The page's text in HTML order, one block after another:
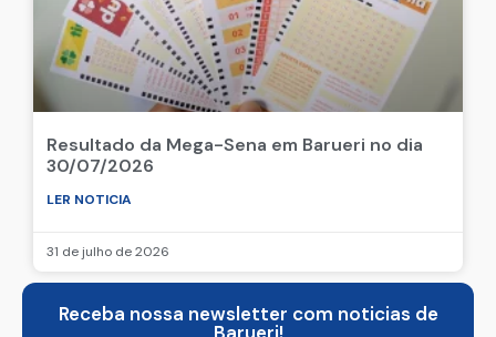
Resultado da Mega-Sena em Barueri no dia
30/07/2026
LER NOTICIA
31 de julho de 2026
Receba nossa newsletter com noticias de